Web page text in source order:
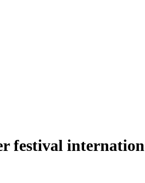
festival